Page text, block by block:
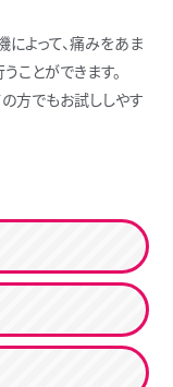
よって、痛みをあま
ことができます。
方でもお試ししやす